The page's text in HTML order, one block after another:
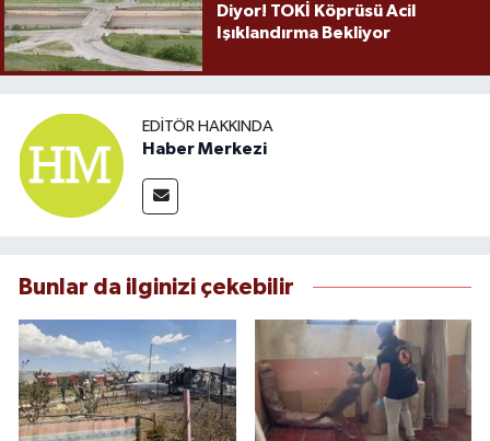
Diyor! TOKİ Köprüsü Acil
Işıklandırma Bekliyor
EDITÖR HAKKINDA
Haber Merkezi
Bunlar da ilginizi çekebilir